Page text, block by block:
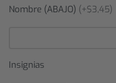
Nombre (ABAJO) (+$3,45)
Insignias